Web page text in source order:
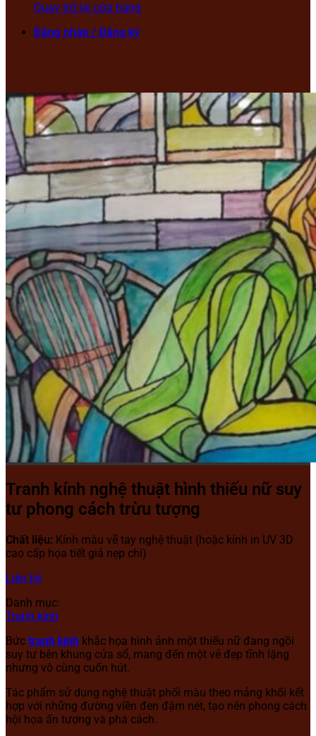
Quay trở lại cửa hàng
Đăng nhập / Đăng ký
Tranh kính nghệ thuật hình thiếu nữ suy
tư phong cách trừu tượng
Chất liệu: Kính màu vẽ tay nghệ thuật (hoặc kính in UV 3D
cao cấp họa tiết giả nẹp chì)
Liên hệ
Danh mục:
Tranh kính
Bức tranh kính khắc họa hình ảnh một thiếu nữ đang ngồi
suy tư bên khung cửa sổ, mang đến một vẻ đẹp tĩnh lặng
nhưng vô cùng cuốn hút.
Tác phẩm sử dụng nghệ thuật phối màu theo mảng khối kết
hợp với những đường viền đen đậm nét, tạo nên phong cách
hội họa ấn tượng và phá cách.